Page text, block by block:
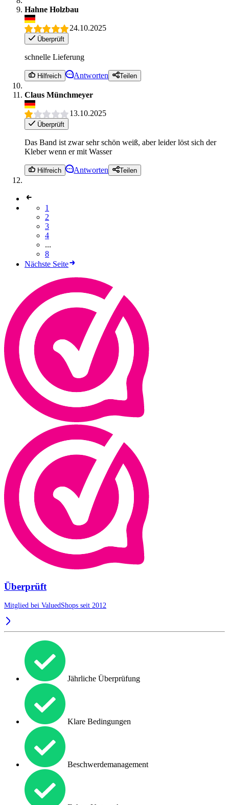
Hahne Holzbau
24.10.2025
Überprüft
schnelle Lieferung
Hilfreich Antworten Teilen
Claus Münchmeyer
13.10.2025
Überprüft
Das Band ist zwar sehr schön weiß, aber leider löst sich der
Kleber wenn er mit Wasser
Hilfreich Antworten Teilen
1
2
3
4
...
8
Nächste Seite
Überprüft
Mitglied bei ValuedShops seit 2012
Jährliche Überprüfung
Klare Bedingungen
Beschwerdemanagement